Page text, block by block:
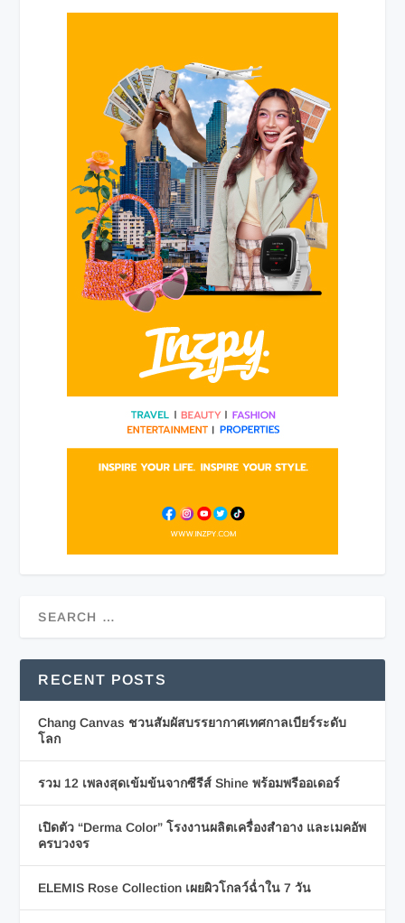
RECENT POSTS
Chang Canvas ชวนสัมผัสบรรยากาศเทศกาลเบียร์ระดับ
โลก
รวม 12 เพลงสุดเข้มข้นจากซีรีส์ Shine พร้อมพรีออเดอร์
เปิดตัว “Derma Color” โรงงานผลิตเครื่องสำอาง และเมคอัพ
ครบวงจร
ELEMIS Rose Collection เผยผิวโกลว์ฉ่ำใน 7 วัน